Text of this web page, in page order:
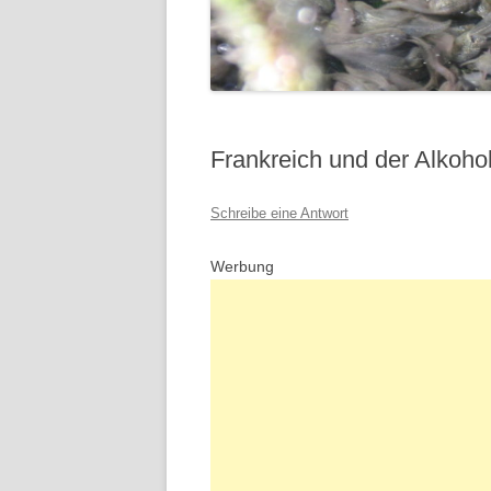
Frankreich und der
Schreibe eine Antwort
Werbung